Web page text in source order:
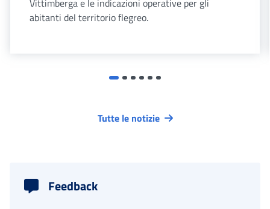
Vittimberga e le indicazioni operative per gli
abitanti del territorio flegreo.
Tutte le notizie
Feedback